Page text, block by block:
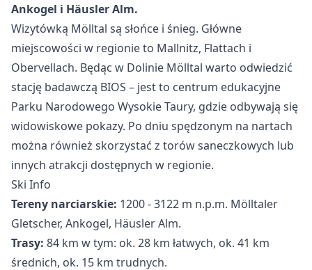
Ankogel i Häusler Alm.
Wizytówką Mölltal są słońce i śnieg. Główne
miejscowości w regionie to Mallnitz, Flattach i
Obervellach. Będąc w Dolinie Mölltal warto odwiedzić
stację badawczą BIOS – jest to centrum edukacyjne
Parku Narodowego Wysokie Taury, gdzie odbywają się
widowiskowe pokazy. Po dniu spędzonym na nartach
można również skorzystać z torów saneczkowych lub
innych atrakcji dostępnych w regionie.
Ski Info
Tereny narciarskie: 1200 - 3122 m n.p.m. Mölltaler
Gletscher, Ankogel, Häusler Alm.
Trasy: 84 km w tym: ok. 28 km łatwych, ok. 41 km
średnich, ok. 15 km trudnych.